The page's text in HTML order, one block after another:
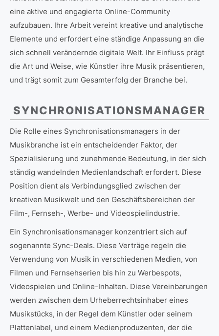
eine aktive und engagierte Online-Community
aufzubauen. Ihre Arbeit vereint kreative und analytische
Elemente und erfordert eine ständige Anpassung an die
sich schnell verändernde digitale Welt. Ihr Einfluss prägt
die Art und Weise, wie Künstler ihre Musik präsentieren,
und trägt somit zum Gesamterfolg der Branche bei.
SYNCHRONISATIONSMANAGER
Die Rolle eines Synchronisationsmanagers in der
Musikbranche ist ein entscheidender Faktor, der
Spezialisierung und zunehmende Bedeutung, in der sich
ständig wandelnden Medienlandschaft erfordert. Diese
Position dient als Verbindungsglied zwischen der
kreativen Musikwelt und den Geschäftsbereichen der
Film-, Fernseh-, Werbe- und Videospielindustrie.
Ein Synchronisationsmanager konzentriert sich auf
sogenannte Sync-Deals. Diese Verträge regeln die
Verwendung von Musik in verschiedenen Medien, von
Filmen und Fernsehserien bis hin zu Werbespots,
Videospielen und Online-Inhalten. Diese Vereinbarungen
werden zwischen dem Urheberrechtsinhaber eines
Musikstücks, in der Regel dem Künstler oder seinem
Plattenlabel, und einem Medienproduzenten, der die